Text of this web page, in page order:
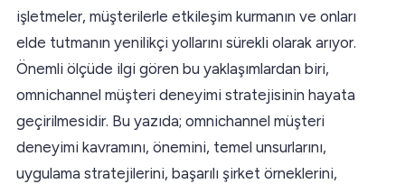
işletmeler, müşterilerle etkileşim kurmanın ve onları
elde tutmanın yenilikçi yollarını sürekli olarak arıyor.
Önemli ölçüde ilgi gören bu yaklaşımlardan biri,
omnichannel müşteri deneyimi stratejisinin hayata
geçirilmesidir. Bu yazıda; omnichannel müşteri
deneyimi kavramını, önemini, temel unsurlarını,
uygulama stratejilerini, başarılı şirket örneklerini,